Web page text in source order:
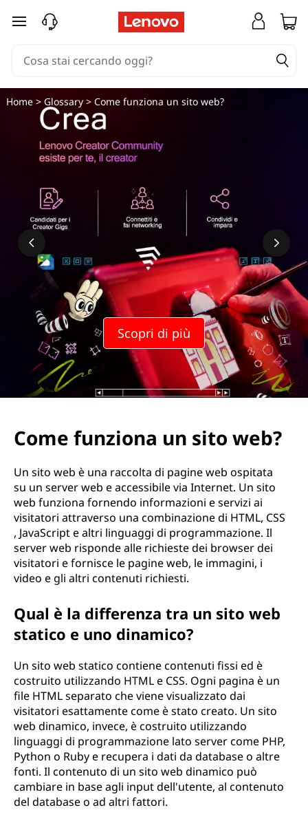
C
e
n
w
passa a contenuto principale
Scopri di più
Home> Glossary> Come funziona un sito web?
Come funziona un sito web?
Un sito web è una raccolta di pagine web ospitata
su un server web e accessibile via Internet. Un sito
web funziona fornendo informazioni e servizi ai
visitatori attraverso una combinazione di HTML, CSS
, JavaScript e altri linguaggi di programmazione. Il
server web risponde alle richieste dei browser dei
visitatori e fornisce le pagine web, le immagini, i
video e gli altri contenuti richiesti.
Qual è la differenza tra un sito web
statico e uno dinamico?
Un sito web statico contiene contenuti fissi ed è
costruito utilizzando HTML e CSS. Ogni pagina è un
file HTML separato che viene visualizzato dai
visitatori esattamente come è stato creato. Un sito
web dinamico, invece, è costruito utilizzando
linguaggi di programmazione lato server come PHP,
Python o Ruby e recupera i dati da database o altre
fonti. Il contenuto di un sito web dinamico può
cambiare in base agli input dell'utente, al contenuto
del database o ad altri fattori.